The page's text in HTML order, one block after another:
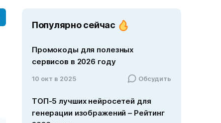
Популярно сейчас
Промокоды для полезных
сервисов в 2026 году
10 окт в 2025 Обсудить
ТОП-5 лучших нейросетей для
генерации изображений – Рейтинг